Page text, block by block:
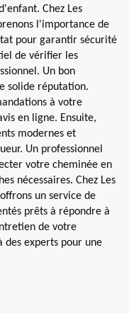
Chez Les
l'importance de
pour garantir sécurité
de vérifier les
Un bon
solide réputation.
à votre
en ligne. Ensuite,
modernes et
Un professionnel
votre cheminée en
nécessaires. Chez Les
un service de
prêts à répondre à
de votre
des experts pour une